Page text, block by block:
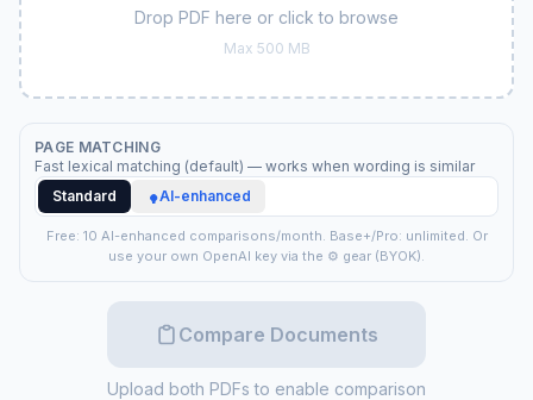
Drop PDF here or click to browse
Max 500 MB
PAGE MATCHING
Fast lexical matching (default) — works when wording is similar
Standard
AI-enhanced
Free: 10 AI-enhanced comparisons/month. Base+/Pro: unlimited. Or
use your own OpenAI key via the ⚙ gear (BYOK).
Compare Documents
Upload both PDFs to enable comparison